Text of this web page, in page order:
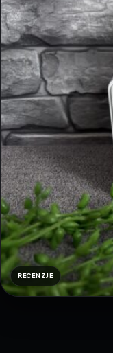
RECENZJE